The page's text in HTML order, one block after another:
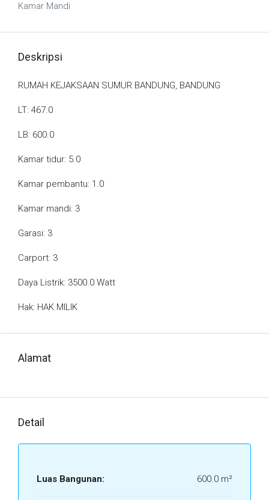
Kamar Mandi
Deskripsi
RUMAH KEJAKSAAN SUMUR BANDUNG, BANDUNG
LT: 467.0
LB: 600.0
Kamar tidur: 5.0
Kamar pembantu: 1.0
Kamar mandi: 3
Garasi: 3
Carport: 3
Daya Listrik: 3500.0 Watt
Hak: HAK MILIK
Alamat
Detail
Luas Bangunan: 600.0 m²